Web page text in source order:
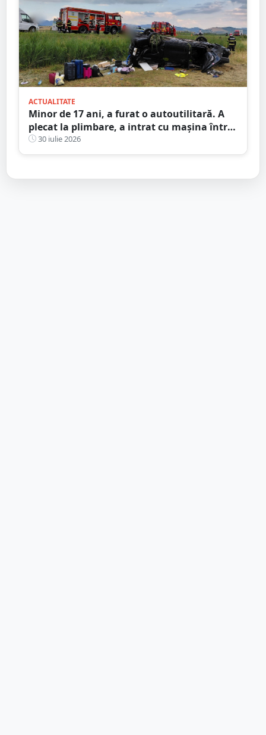
ACTUALITATE
Minor de 17 ani, a furat o autoutilitară. A
plecat la plimbare, a intrat cu mașina într-o
anexă și apoi a abandonat-o
30 iulie 2026